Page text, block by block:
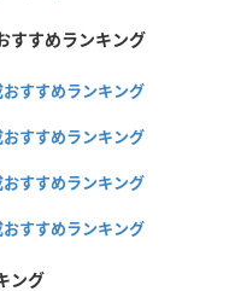
すすめランキング
すすめランキング
すすめランキング
すすめランキング
すすめランキング
ング